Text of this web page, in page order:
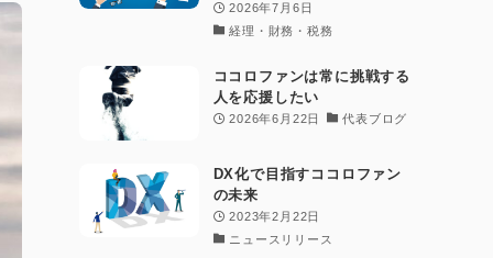
2026年7月6日
経理・財務・税務
ココロファンは常に挑戦する
人を応援したい
2026年6月22日 代表ブログ
DX化で目指すココロファン
の未来
2023年2月22日
ニュースリリース